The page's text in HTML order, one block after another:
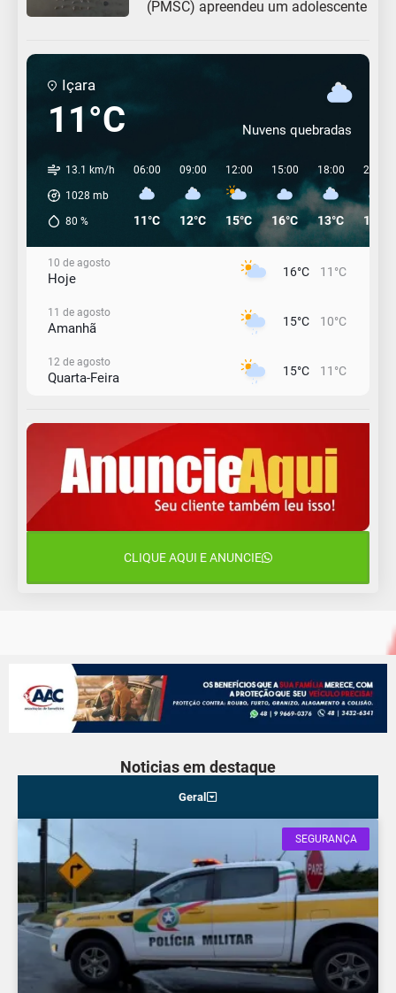
(PMSC) apreendeu um adolescente
Içara
11°C Nuvens quebradas
13.1 km/h
1028 mb
80 %
06:00
11°C
09:00
12°C
12:00
15°C
15:00
16°C
18:00
13°C
21:00
12°C
10 de agosto
Hoje 16°C 11°C
11 de agosto
Amanhã 15°C 10°C
12 de agosto
Quarta-Feira 15°C 11°C
Quinta-Feira 18°C 14°C
14 de agosto
Sexta-Feira
CLIQUE AQUI E ANUNCIE
Noticias em destaque
Geral
SEGURANÇA